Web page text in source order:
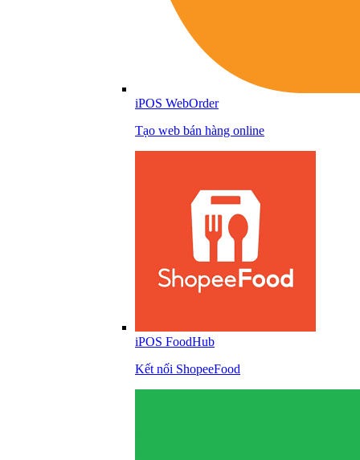
iPOS WebOrder
Tạo web bán hàng online
iPOS FoodHub
Kết nối ShopeeFood